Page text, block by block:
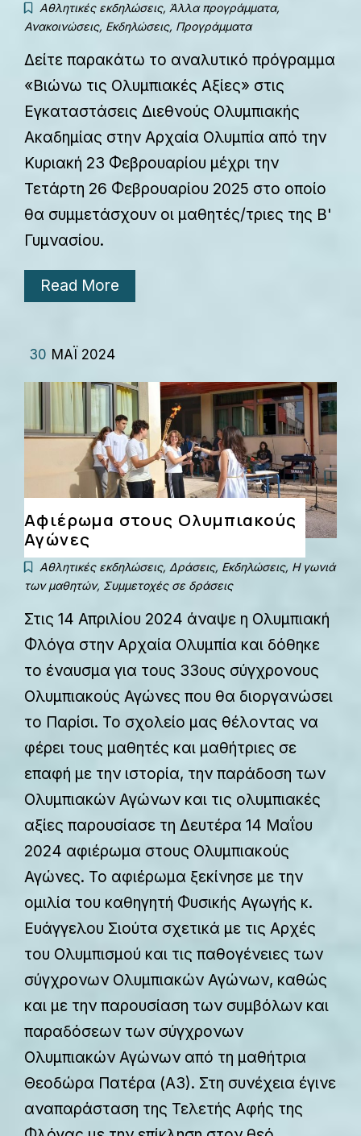
Αθλητικές εκδηλώσεις, Άλλα προγράμματα,
Ανακοινώσεις, Εκδηλώσεις, Προγράμματα
Δείτε παρακάτω το αναλυτικό πρόγραμμα
«Βιώνω τις Ολυμπιακές Αξίες» στις
Εγκαταστάσεις Διεθνούς Ολυμπιακής
Ακαδημίας στην Αρχαία Ολυμπία από την
Κυριακή 23 Φεβρουαρίου μέχρι την
Τετάρτη 26 Φεβρουαρίου 2025 στο οποίο
θα συμμετάσχουν οι μαθητές/τριες της Β'
Γυμνασίου.
Read More
30 ΜΆΙ 2024
Αφιέρωμα στους Ολυμπιακούς
Αγώνες
Αθλητικές εκδηλώσεις, Δράσεις, Εκδηλώσεις, Η γωνιά
των μαθητών, Συμμετοχές σε δράσεις
Στις 14 Απριλίου 2024 άναψε η Ολυμπιακή
Φλόγα στην Αρχαία Ολυμπία και δόθηκε
το έναυσμα για τους 33ους σύγχρονους
Ολυμπιακούς Αγώνες που θα διοργανώσει
το Παρίσι. Το σχολείο μας θέλοντας να
φέρει τους μαθητές και μαθήτριες σε
επαφή με την ιστορία, την παράδοση των
Ολυμπιακών Αγώνων και τις ολυμπιακές
αξίες παρουσίασε τη Δευτέρα 14 Μαΐου
2024 αφιέρωμα στους Ολυμπιακούς
Αγώνες. Το αφιέρωμα ξεκίνησε με την
ομιλία του καθηγητή Φυσικής Αγωγής κ.
Ευάγγελου Σιούτα σχετικά με τις Αρχές
του Ολυμπισμού και τις παθογένειες των
σύγχρονων Ολυμπιακών Αγώνων, καθώς
και με την παρουσίαση των συμβόλων και
παραδόσεων των σύγχρονων
Ολυμπιακών Αγώνων από τη μαθήτρια
Θεοδώρα Πατέρα (Α3). Στη συνέχεια έγινε
αναπαράσταση της Τελετής Αφής της